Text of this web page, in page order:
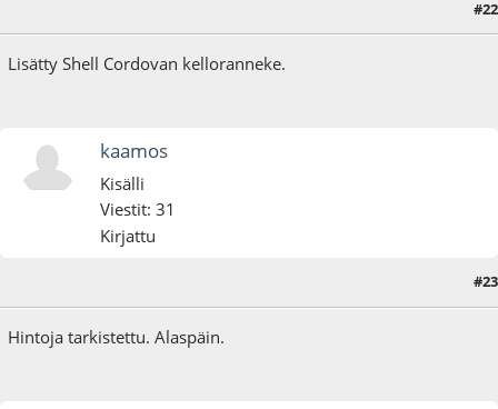
#22
Lisätty Shell Cordovan kelloranneke.
kaamos
Kisälli
Viestit: 31
Kirjattu
#23
Hintoja tarkistettu. Alaspäin.